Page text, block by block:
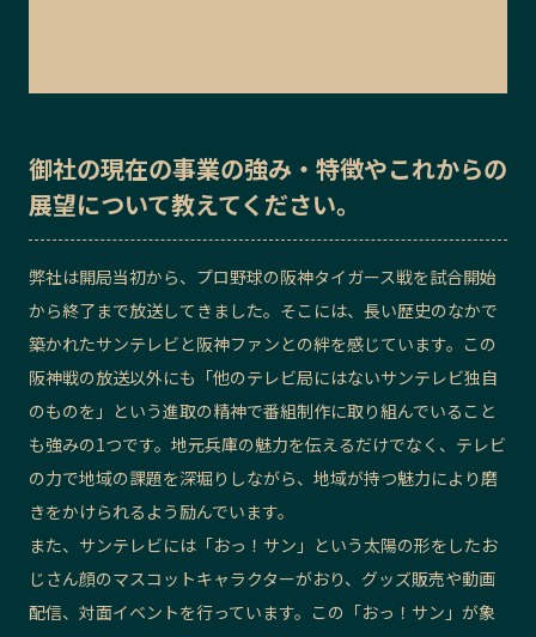
御社の現在の事業の強み・特徴やこれからの
展望について教えてください。
弊社は開局当初から、プロ野球の阪神タイガース戦を試合開始
から終了まで放送してきました。そこには、長い歴史のなかで
築かれたサンテレビと阪神ファンとの絆を感じています。この
阪神戦の放送以外にも「他のテレビ局にはないサンテレビ独自
のものを」という進取の精神で番組制作に取り組んでいること
も強みの1つです。地元兵庫の魅力を伝えるだけでなく、テレビ
の力で地域の課題を深堀りしながら、地域が持つ魅力により磨
きをかけられるよう励んでいます。
また、サンテレビには「おっ！サン」という太陽の形をしたお
じさん顔のマスコットキャラクターがおり、グッズ販売や動画
配信、対面イベントを行っています。この「おっ！サン」が象